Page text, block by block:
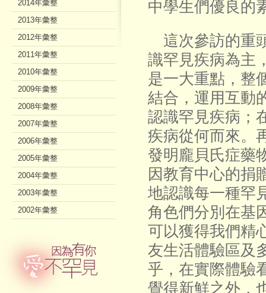
中學生們優良的
這次參訪的重
識罕見疾病為主
是一大重點，整
結合，運用互動
認識罕見疾病；
疾病從何而來。
發明龐貝氏症藥
因教育中心的捐
地認識每一種罕
角色們分別在基
可以獲得我們精
友生活體驗區及
乎，在實際體驗
覺得新鮮之外，
2014年彙整
2013年彙整
2012年彙整
2011年彙整
2010年彙整
2009年彙整
2008年彙整
2007年彙整
2006年彙整
2005年彙整
2004年彙整
2003年彙整
2002年彙整